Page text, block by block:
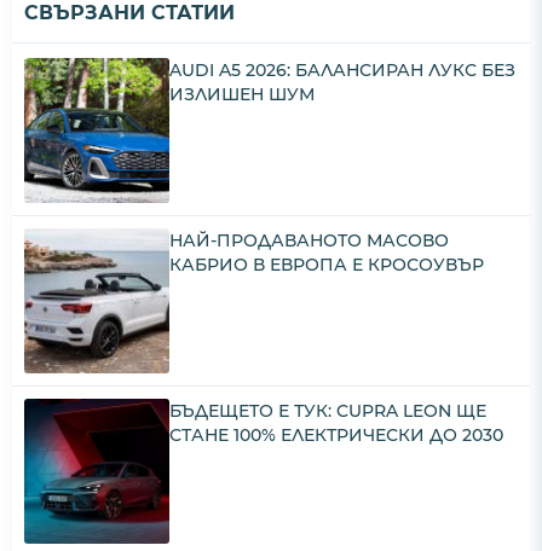
СВЪРЗАНИ СТАТИИ
AUDI A5 2026: БАЛАНСИРАН ЛУКС БЕЗ
ИЗЛИШЕН ШУМ
НАЙ-ПРОДАВАНОТО МАСОВО
КАБРИО В ЕВРОПА Е КРОСОУВЪР
БЪДЕЩЕТО Е ТУК: CUPRA LEON ЩЕ
СТАНЕ 100% ЕЛЕКТРИЧЕСКИ ДО 2030